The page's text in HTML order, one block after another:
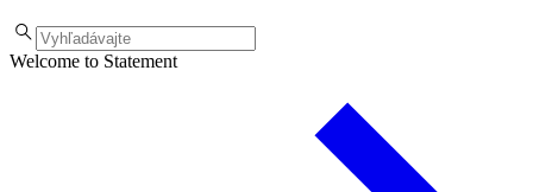
Welcome to Statement